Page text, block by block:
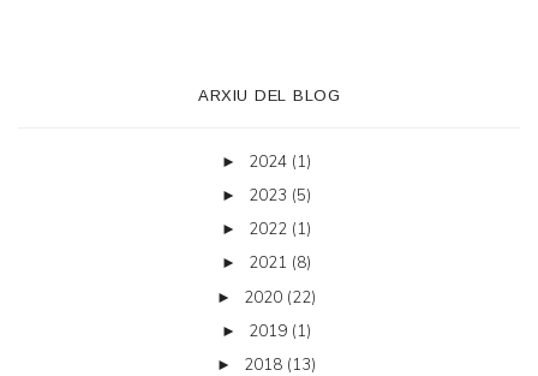
ARXIU DEL BLOG
► 2024 (1)
► 2023 (5)
► 2022 (1)
► 2021 (8)
► 2020 (22)
► 2019 (1)
► 2018 (13)